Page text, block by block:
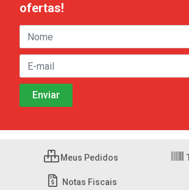
ofertas!
Meus Pedidos
Notas Fiscais